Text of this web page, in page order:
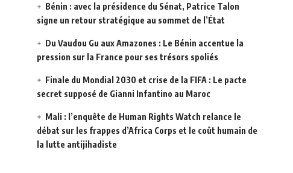
Bénin : avec la présidence du Sénat, Patrice Talon
signe un retour stratégique au sommet de l’État
Du Vaudou Gu aux Amazones : Le Bénin accentue la
pression sur la France pour ses trésors spoliés
Finale du Mondial 2030 et crise de la FIFA : Le pacte
secret supposé de Gianni Infantino au Maroc
Mali : l’enquête de Human Rights Watch relance le
débat sur les frappes d’Africa Corps et le coût humain de
la lutte antijihadiste